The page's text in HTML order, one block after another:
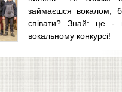
займаєшся вокалом,
співати? Знай: це -
вокальному конкурсі!